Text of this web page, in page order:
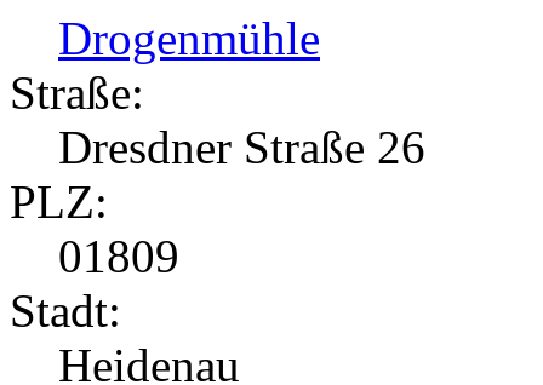
Drogenmühle
Straße:
Dresdner Straße 26
PLZ:
01809
Stadt:
Heidenau